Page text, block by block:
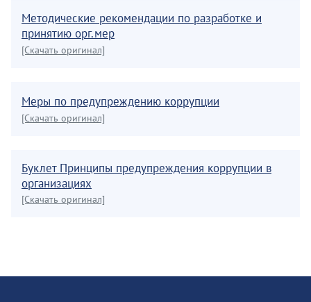
Методические рекомендации по разработке и
принятию орг.мер
[Скачать оригинал]
Меры по предупреждению коррупции
[Скачать оригинал]
Буклет Принципы предупреждения коррупции в
организациях
[Скачать оригинал]